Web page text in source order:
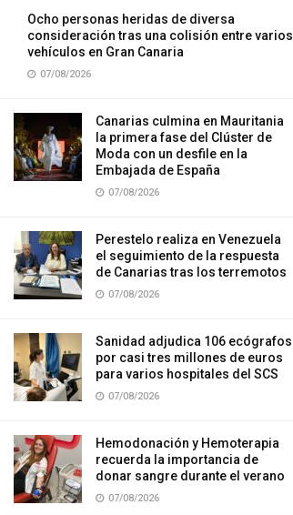
Ocho personas heridas de diversa
consideración tras una colisión entre varios
vehículos en Gran Canaria
07/08/2026
Canarias culmina en Mauritania
la primera fase del Clúster de
Moda con un desfile en la
Embajada de España
07/08/2026
Perestelo realiza en Venezuela
el seguimiento de la respuesta
de Canarias tras los terremotos
07/08/2026
Sanidad adjudica 106 ecógrafos
por casi tres millones de euros
para varios hospitales del SCS
07/08/2026
Hemodonación y Hemoterapia
recuerda la importancia de
donar sangre durante el verano
07/08/2026